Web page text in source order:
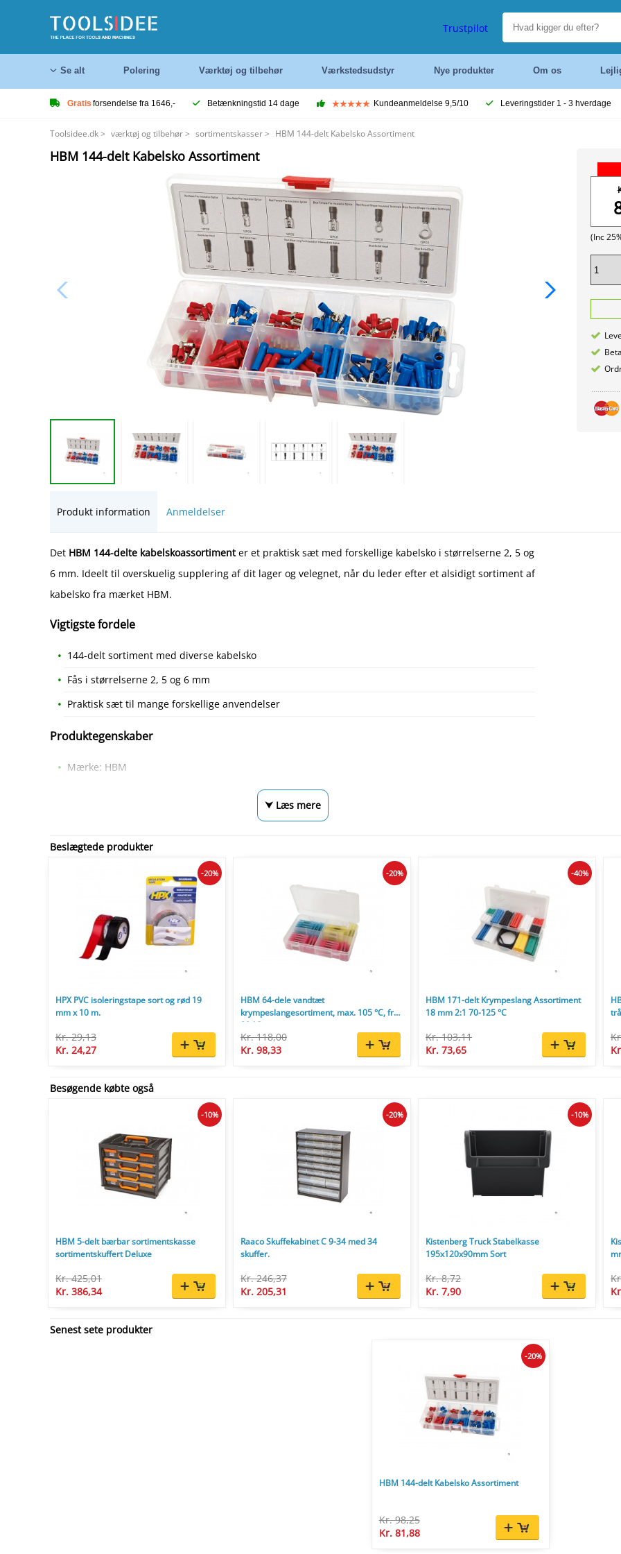
Trustpilot
Se alt Polering Værktøj og tilbehør Værkstedsudstyr Nye produkter Om os
Gratis forsendelse fra 1646,- Betænkningstid 14 dage Kundeanmeldelse 9,5/10 Leveringstider 1 - 3 hverdage
Toolsidee.dk> værktøj og tilbehør> sortimentskasser> HBM 144-delt Kabelsko Assortiment
HBM 144-delt Kabelsko Assortiment
(Inc
Produkt information Anmeldelser
Det HBM 144-delte kabelskoassortimenter et praktisk sæt med forskellige kabelsko i størrelserne 2, 5 og
6 mm. Ideelt til overskuelig supplering af dit lager og velegnet, når du leder efter et alsidigt sortiment af
kabelsko fra mærket HBM.
Vigtigste fordele
144-delt sortiment med diverse kabelsko
Fås i størrelserne 2, 5 og 6 mm
Praktisk sæt til mange forskellige anvendelser
Produktegenskaber
Mærke: HBM
⮟ Læs mere
Beslægtede produkter
HPX PVC isoleringstape sort og rød 19
mm x 10 m.
Kr. 29,13
Kr. 24,27
-20%
HBM 64-dele vandtæt
krympeslangesortiment, max. 105 °C, fra
80 °C
Kr. 118,00
Kr. 98,33
-20%
HBM 171-delt Krympeslang Assortiment
18 mm 2:1 70-125 °C
Kr. 103,11
Kr. 73,65
-40%
Besøgende købte også
HBM 5-delt bærbar sortimentskasse
sortimentskuffert Deluxe
Kr. 425,01
Kr. 386,34
-10%
Raaco Skuffekabinet C 9-34 med 34
skuffer.
Kr. 246,37
Kr. 205,31
-20%
Kistenberg Truck Stabelkasse
195x120x90mm Sort
Kr. 8,72
Kr. 7,90
-10%
Senest sete produkter
HBM 144-delt Kabelsko Assortiment
Kr. 98,25
Kr. 81,88
-20%